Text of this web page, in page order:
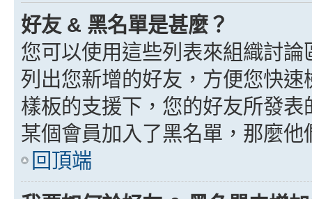
好友 & 黑名單是甚麼？
您可以使用這些列表來組織討
列出您新增的好友，方便您快
樣板的支援下，您的好友所發
某個會員加入了黑名單，那麼
回頂端